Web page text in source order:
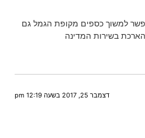
אפשר למשוך כספים מקופת הגמל גם
בשירות המדינה
דצמבר 25, 2017 בשעה 12:19 pm